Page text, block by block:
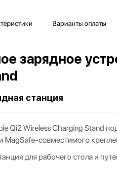
Варианты оплаты
зарядное
станция
Qi2 Wireless Charging Stand
MagSafe‑совместимого
для рабочего стола и